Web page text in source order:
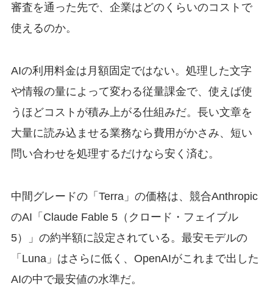
審査を通った先で、企業はどのくらいのコストで
使えるのか。
AIの利用料金は月額固定ではない。処理した文字
や情報の量によって変わる従量課金で、使えば使
うほどコストが積み上がる仕組みだ。長い文章を
大量に読み込ませる業務なら費用がかさみ、短い
問い合わせを処理するだけなら安く済む。
中間グレードの「Terra」の価格は、競合Anthropic
のAI「Claude Fable 5（クロード・フェイブル
5）」の約半額に設定されている。最安モデルの
「Luna」はさらに低く、OpenAIがこれまで出した
AIの中で最安値の水準だ。